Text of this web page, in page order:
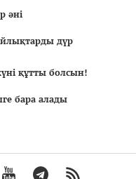
әні
дүр
құтты болсын!
бара алады